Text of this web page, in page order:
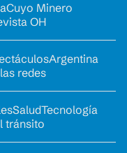
Cuyo Minero
OH
Argentina
redes
SaludTecnología
tránsito